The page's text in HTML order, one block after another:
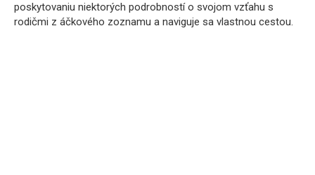
poskytovaniu niektorých podrobností o svojom vzťahu s
rodičmi z áčkového zoznamu a naviguje sa vlastnou cestou.